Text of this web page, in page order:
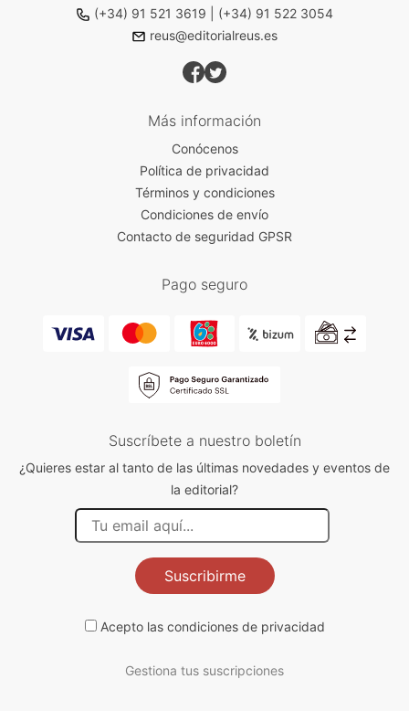
(+34) 91 521 3619
(+34) 91 522 3054
reus@editorialreus.es
Más información
Conócenos
Política de privacidad
Términos y condiciones
Condiciones de envío
Contacto de seguridad GPSR
Pago seguro
Suscríbete a nuestro boletín
¿Quieres estar al tanto de las últimas novedades y eventos de
la editorial?
Suscribirme
Acepto las condiciones de privacidad
Gestiona tus suscripciones